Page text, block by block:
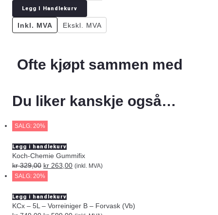
Legg I Handlekurv
Inkl. MVA Ekskl. MVA
Ofte kjøpt sammen med
Du liker kanskje også…
SALG: 20%
Legg i handlekurv
Koch-Chemie Gummifix
kr329,00 kr 263,00 (inkl. MVA)
SALG: 20%
Legg i handlekurv
KCx – 5L – Vorreiniger B – Forvask (Vb)